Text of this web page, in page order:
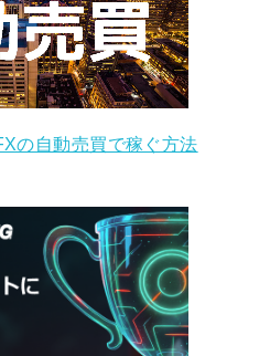
の自動売買で稼ぐ方法